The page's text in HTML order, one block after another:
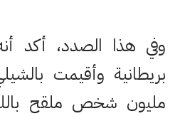
وفي هذا الصدد، أكد
مليون شخص ملقح